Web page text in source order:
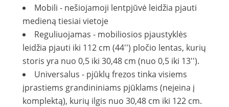
Mobili - nešiojamoji lentpjūvė leidžia pjauti
medieną tiesiai vietoje
Reguliuojamas - mobiliosios pjaustyklės
leidžia pjauti iki 112 cm (44'') pločio lentas, kurių
storis yra nuo 0,5 iki 30,48 cm (nuo 0,5 iki 13'').
Universalus - pjūklų frezos tinka visiems
įprastiems grandininiams pjūklams (neįeina į
komplektą), kurių ilgis nuo 30,48 cm iki 122 cm.